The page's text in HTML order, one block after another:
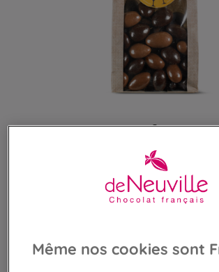
Découvrir ce qui compose
Sachet d'Amandes au
Amandes enrobées de chocolat
Même nos cookies sont